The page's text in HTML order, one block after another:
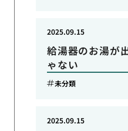
給湯器のお湯が
ゃない
2025.09.15
未分類
2025.09.15